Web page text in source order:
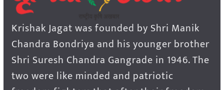
Krishak Jagat was founded by Shri Manik
Chandra Bondriya and his younger brother
Shri Suresh Chandra Gangrade in 1946. The
two were like minded and patriotic